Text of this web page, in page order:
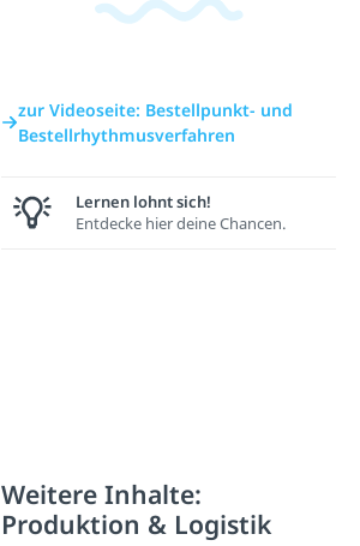
zur Videoseite: Bestellpunkt- und
Bestellrhythmusverfahren
Lernen lohnt sich!
Entdecke hier deine Chancen.
Weitere Inhalte:
Produktion & Logistik